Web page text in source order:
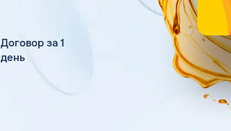
Договор за 1
день